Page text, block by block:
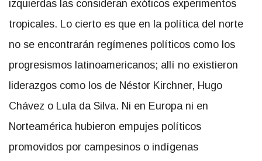
izquierdas las consideran exóticos experimentos
tropicales. Lo cierto es que en la política del norte
no se encontrarán regímenes políticos como los
progresismos latinoamericanos; allí no existieron
liderazgos como los de Néstor Kirchner, Hugo
Chávez o Lula da Silva. Ni en Europa ni en
Norteamérica hubieron empujes políticos
promovidos por campesinos o indígenas